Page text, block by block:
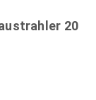
20